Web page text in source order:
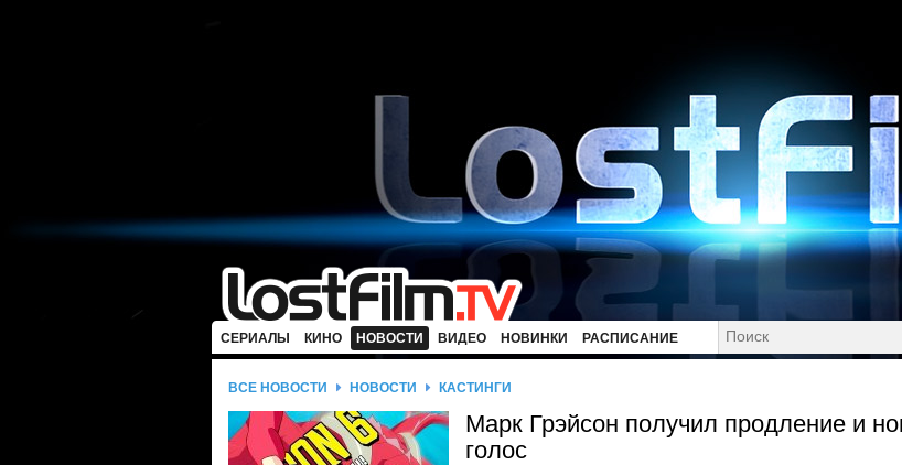
СЕРИАЛЫ КИНО НОВОСТИ ВИДЕО НОВИНКИ РАСПИСАНИЕ
ВСЕ НОВОСТИ НОВОСТИ КАСТИНГИ
Марк Грэйсон получил продление и
голос